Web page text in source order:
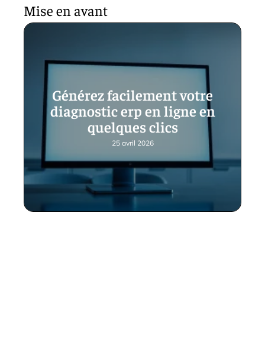
Mise en avant
Générez facilement votre
diagnostic erp en ligne en
quelques clics
25 avril 2026